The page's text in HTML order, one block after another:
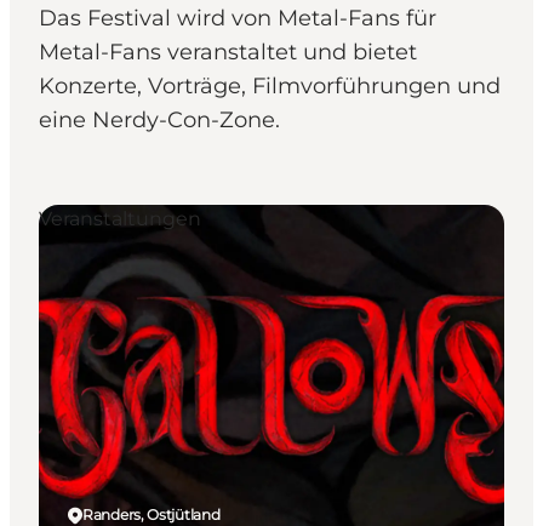
Das Festival wird von Metal-Fans für
Metal-Fans veranstaltet und bietet
Konzerte, Vorträge, Filmvorführungen und
eine Nerdy-Con-Zone.
Randers, Ostjütland
Veranstaltungen